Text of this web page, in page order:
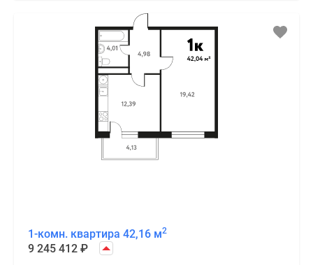
1-комн. квартира 42,16 м2
9 245 412 ₽